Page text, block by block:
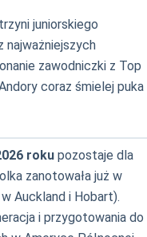
juniorskiego
najważniejszych
zawodniczki z Top
coraz śmielej puka
roku pozostaje dla
zanotowała już w
w Auckland i Hobart).
i przygotowania do